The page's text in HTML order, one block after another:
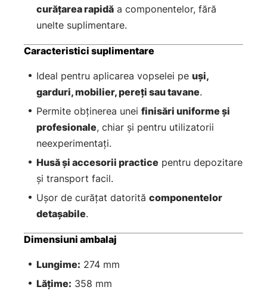
curățarea rapidă a componentelor, fără
unelte suplimentare.
Caracteristici suplimentare
Ideal pentru aplicarea vopselei pe uși,
garduri, mobilier, pereți sau tavane.
Permite obținerea unei finisări uniforme și
profesionale, chiar și pentru utilizatorii
neexperimentați.
Husă și accesorii practice pentru depozitare
și transport facil.
Ușor de curățat datorită componentelor
detașabile.
Dimensiuni ambalaj
Lungime: 274 mm
Lățime: 358 mm